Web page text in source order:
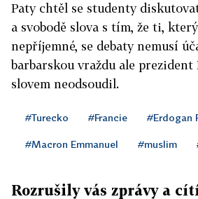
Paty chtěl se studenty
a svobodě slova s tím, že ti,
nepříjemné, se debaty nemusí
barbarskou vraždu ale prezident
slovem neodsoudil.
#Turecko #Francie #Erdogan
#Macron Emmanuel #muslim
Rozrušily vás zprávy a